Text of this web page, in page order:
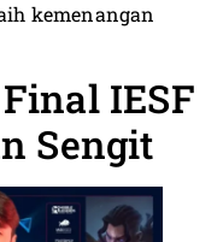
kemenangan
IESF
Sengit